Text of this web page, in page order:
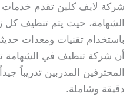
شركة لايف كلين تقدم
الشهامة، حيث يتم تنظيف كل
باستخدام تقنيات ومعدات
أن شركة تنظيف في الشهامة
المحترفين المدربين تدريباً
دقيقة وشاملة.